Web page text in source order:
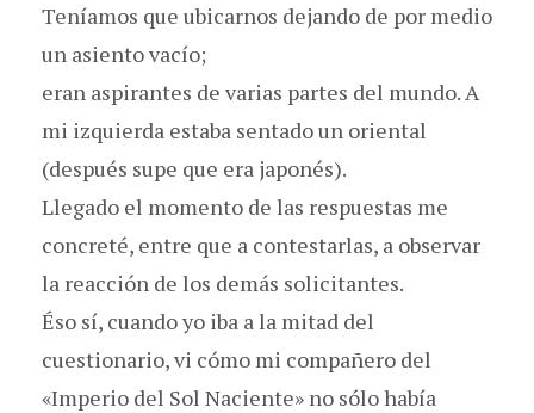
Teníamos que ubicarnos dejando de por medio
un asiento vacío;
eran aspirantes de varias partes del mundo. A
mi izquierda estaba sentado un oriental
(después supe que era japonés).
Llegado el momento de las respuestas me
concreté, entre que a contestarlas, a observar
la reacción de los demás solicitantes.
Éso sí, cuando yo iba a la mitad del
cuestionario, vi cómo mi compañero del
«Imperio del Sol Naciente» no sólo había